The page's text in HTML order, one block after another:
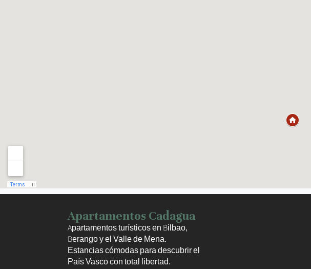
Apartamentos Cadagua
Apartamentos turísticos en Bilbao,
Berango y el Valle de Mena.
Estancias cómodas para descubrir el
País Vasco con total libertad.